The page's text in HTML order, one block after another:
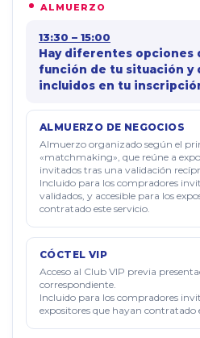
ALMUERZO
13:30 – 15:00
Hay diferentes opciones
función de tu situación y
incluidos en tu
ALMUERZO DE NEGOCIOS
Almuerzo organizado según el principio del
«matchmaking», que reúne a
invitados tras una validación
Incluido para los compradores
validados, y accesible para los
contratado este servicio.
CÓCTEL VIP
Acceso al Club VIP previa presentación de la pulsera
correspondiente.
Incluido para los compradores
expositores que hayan contratado